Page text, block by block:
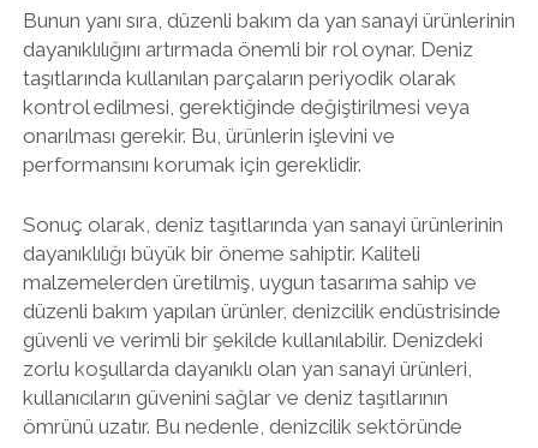
Bunun yanı sıra, düzenli bakım da yan sanayi ürünlerinin
dayanıklılığını artırmada önemli bir rol oynar. Deniz
taşıtlarında kullanılan parçaların periyodik olarak
kontrol edilmesi, gerektiğinde değiştirilmesi veya
onarılması gerekir. Bu, ürünlerin işlevini ve
performansını korumak için gereklidir.
Sonuç olarak, deniz taşıtlarında yan sanayi ürünlerinin
dayanıklılığı büyük bir öneme sahiptir. Kaliteli
malzemelerden üretilmiş, uygun tasarıma sahip ve
düzenli bakım yapılan ürünler, denizcilik endüstrisinde
güvenli ve verimli bir şekilde kullanılabilir. Denizdeki
zorlu koşullarda dayanıklı olan yan sanayi ürünleri,
kullanıcıların güvenini sağlar ve deniz taşıtlarının
ömrünü uzatır. Bu nedenle, denizcilik sektöründe